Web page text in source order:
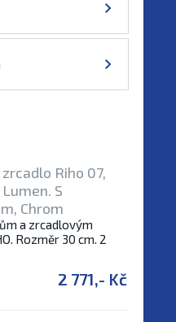
Riho 07,
S
Chrom
a zrcadlovým
Rozměr 30 cm. 2
2 771,- Kč